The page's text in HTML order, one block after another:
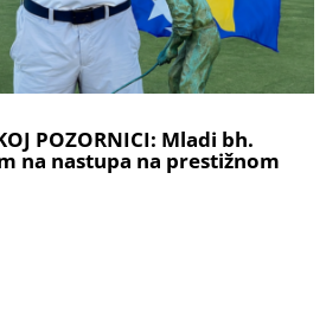
POZORNICI: Mladi bh.
na nastupa na prestižnom